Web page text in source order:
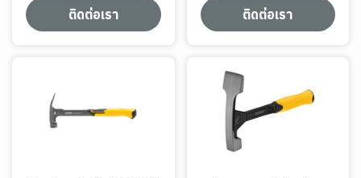
ติดต่อเรา ติดต่อเรา